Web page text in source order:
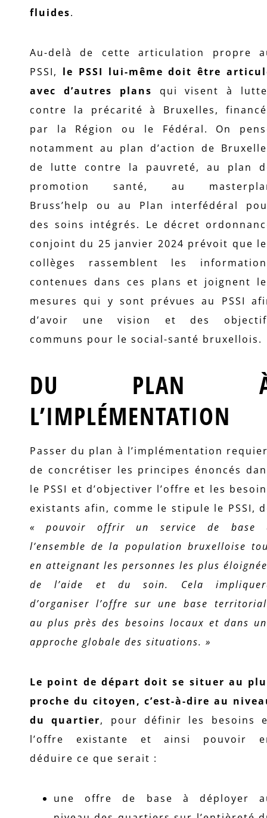
fluides.
Au-delà de cette articulation propre
PSSI, le PSSI lui-même doit être
avec d’autres plans qui visent à
contre la précarité à Bruxelles,
par la Région ou le Fédéral. On
notamment au plan d’action de
de lutte contre la pauvreté, au plan
promotion santé, au
Bruss’help ou au Plan interfédéral
des soins intégrés. Le décret
conjoint du 25 janvier 2024 prévoit que
collèges rassemblent les
contenues dans ces plans et joignent
mesures qui y sont prévues au PSSI
d’avoir une vision et des
communs pour le social-santé bruxellois.
DU PLAN
L’IMPLÉMENTATION
Passer du plan à l’implémentation
de concrétiser les principes énoncés
le PSSI et d’objectiver l’offre et les
existants afin, comme le stipule le PSSI,
« pouvoir offrir un service de base
l’ensemble de la population bruxelloise
en atteignant les personnes les plus
de l’aide et du soin. Cela
d’organiser l’offre sur une base
au plus près des besoins locaux et dans
approche globale des situations. »
Le point de départ doit se situer au
proche du citoyen, c’est-à-dire au
du quartier, pour définir les besoins
l’offre existante et ainsi pouvoir
déduire ce que serait :
une offre de base à déployer